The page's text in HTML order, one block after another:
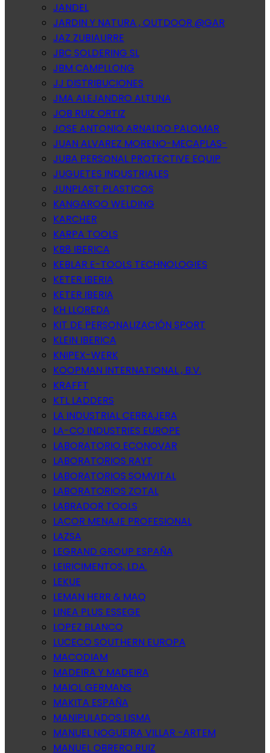
JANDEL
JARDIN Y NATURA , OUTDOOR @GAR
JAZ ZUBIAURRE
JBC SOLDERING SL
JBM CAMPLLONG
JJ DISTRIBUCIONES
JMA ALEJANDRO ALTUNA
JOB RUIZ ORTIZ
JOSE ANTONIO ARNALDO PALOMAR
JUAN ALVAREZ MORENO-MECAPLAS-
JUBA PERSONAL PROTECTIVE EQUIP
JUGUETES INDUSTRIALES
JUNPLAST PLASTICOS
KANGAROO WELDING
KARCHER
KARPA TOOLS
KB8 IBERICA
KEBLAR E-TOOLS TECHNOLOGIES
KETER IBERIA
KETER IBERIA
KH LLOREDA
KIT DE PERSONALIZACIÓN SPORT
KLEIN IBERICA
KNIPEX-WERK
KOOPMAN INTERNATIONAL , B.V.
KRAFFT
KTL LADDERS
LA INDUSTRIAL CERRAJERA
LA-CO INDUSTRIES EUROPE
LABORATORIO ECONOVAR
LABORATORIOS RAYT
LABORATORIOS SOMVITAL
LABORATORIOS ZOTAL
LABRADOR TOOLS
LACOR MENAJE PROFESIONAL
LAZSA
LEGRAND GROUP ESPAÑA
LEIRICIMENTOS, LDA.
LEKUE
LEMAN HERR & MAQ
LINEA PLUS ESSEGE
LOPEZ BLANCO
LUCECO SOUTHERN EUROPA
MACODIAM
MADEIRA Y MADEIRA
MAIOL GERMANS
MAKITA ESPAÑA
MANIPULADOS LISMA
MANUEL NOGUEIRA VILLAR -ARTEM
MANUEL OBRERO RUIZ